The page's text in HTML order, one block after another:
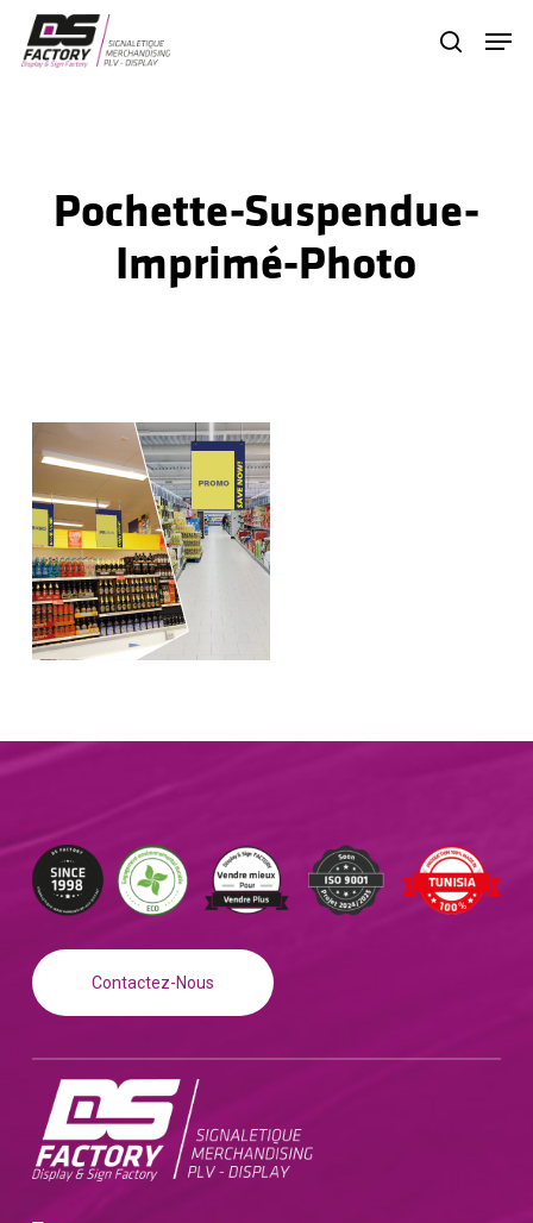
search
Pochette-Suspendue-
Imprimé-Photo
Contactez-Nous